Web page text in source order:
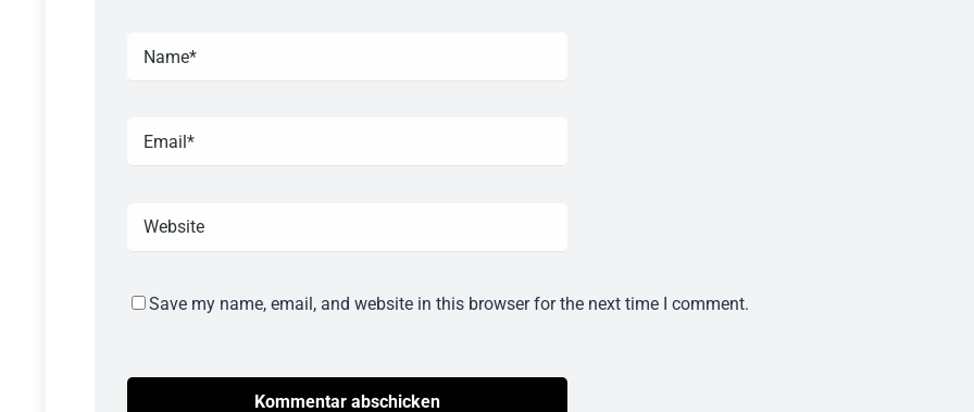
Save my name, email, and website in this browser for the next time I comment.